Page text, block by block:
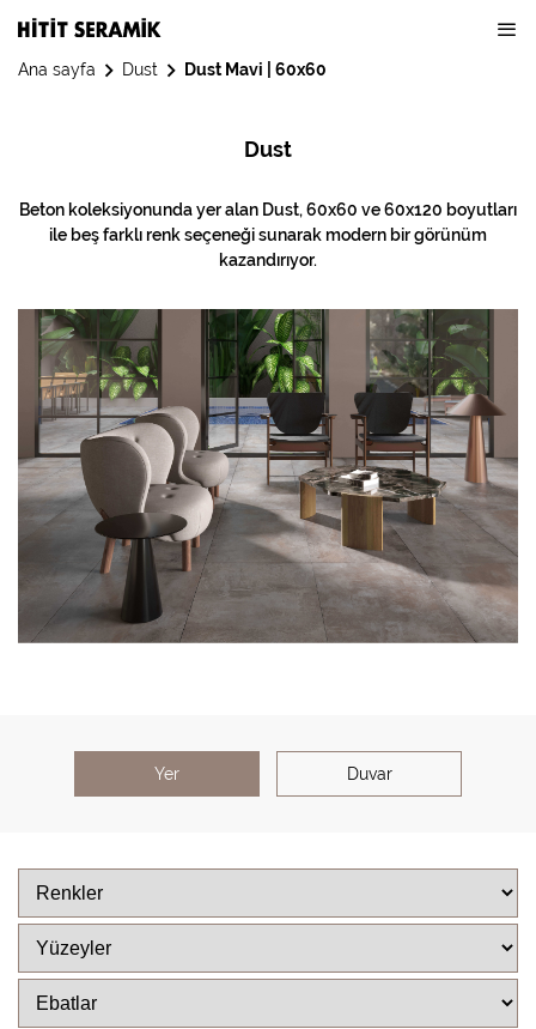
Ana sayfa Dust Dust Mavi | 60x60
Dust
Beton koleksiyonunda yer alan Dust, 60x60 ve 60x120 boyutları
ile beş farklı renk seçeneği sunarak modern bir görünüm
kazandırıyor.
Yer Duvar